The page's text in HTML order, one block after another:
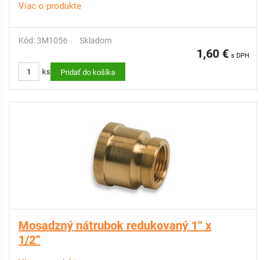
Viac o produkte
Kód: 3M1056 Skladom
1,60 € s DPH
ks Pridať do košíka
Mosadzný nátrubok redukovaný 1“ x
1/2“